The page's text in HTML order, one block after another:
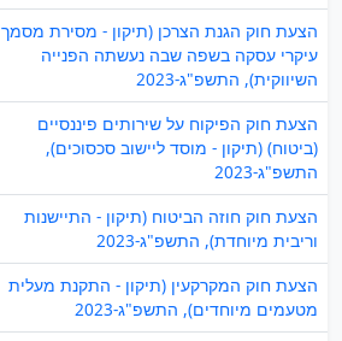
הצעת חוק הגנת הצרכן (תיקון - מסירת מסמך
עיקרי עסקה בשפה שבה נעשתה הפנייה
השיווקית), התשפ"ג-2023
הצעת חוק הפיקוח על שירותים פיננסיים
(ביטוח) (תיקון - מוסד ליישוב סכסוכים),
התשפ"ג-2023
הצעת חוק חוזה הביטוח (תיקון - התיישנות
וריבית מיוחדת), התשפ"ג-2023
הצעת חוק המקרקעין (תיקון - התקנת מעלית
מטעמים מיוחדים), התשפ"ג-2023